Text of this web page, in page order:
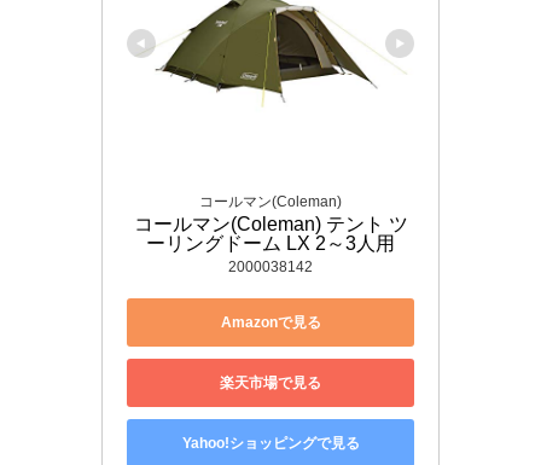
コールマン(Coleman)
コールマン(Coleman) テント ツ
ーリングドーム LX 2～3人用
2000038142
Amazonで見る
楽天市場で見る
Yahoo!ショッピングで見る